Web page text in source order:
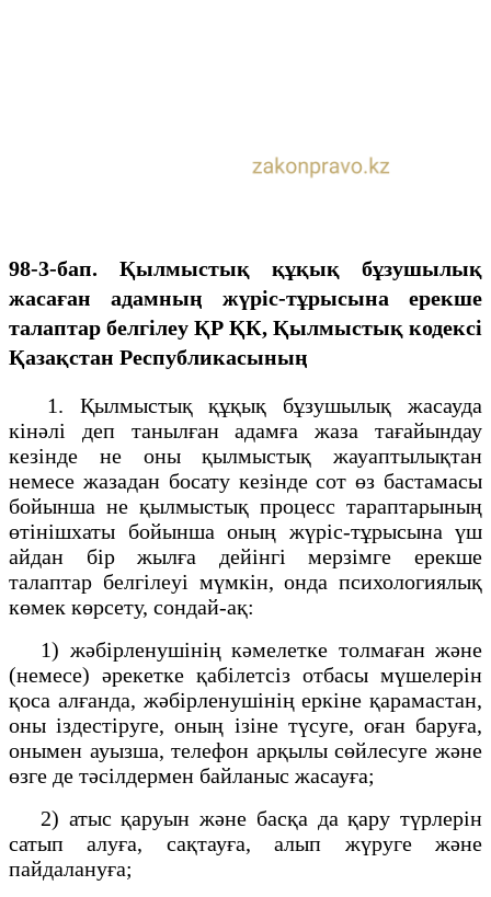
98-3-бап. Қылмыстық құқық бұзушылық
жасаған адамның жүріс-тұрысына ерекше
талаптар белгілеу ҚР ҚК, Қылмыстық кодексi
Қазақстан Республикасының
1. Қылмыстық құқық бұзушылық жасауда
кінәлі деп танылған адамға жаза тағайындау
кезінде не оны қылмыстық жауаптылықтан
немесе жазадан босату кезінде сот өз бастамасы
бойынша не қылмыстық процесс тараптарының
өтінішхаты бойынша оның жүріс-тұрысына үш
айдан бір жылға дейінгі мерзімге ерекше
талаптар белгілеуі мүмкін, онда психологиялық
көмек көрсету, сондай-ақ:
1) жәбірленушінің кәмелетке толмаған және
(немесе) әрекетке қабілетсіз отбасы мүшелерін
қоса алғанда, жәбірленушінің еркіне қарамастан,
оны іздестіруге, оның ізіне түсуге, оған баруға,
онымен ауызша, телефон арқылы сөйлесуге және
өзге де тәсілдермен байланыс жасауға;
2) атыс қаруын және басқа да қару түрлерін
сатып алуға, сақтауға, алып жүруге және
пайдалануға;